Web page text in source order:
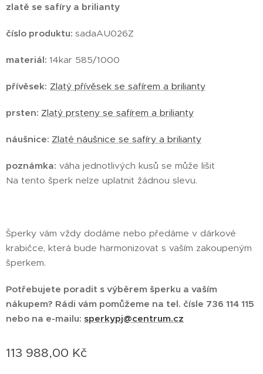
zlatě se safíry a brilianty
číslo produktu: sadaAU026Z
materiál: 14kar 585/1000
přívěsek: Zlatý přívěsek se safírem a brilianty
prsten: Zlatý prsteny se safírem a brilianty
náušnice: Zlaté náušnice se safíry a brilianty
poznámka: váha jednotlivých kusů se může lišit
Na tento šperk nelze uplatnit žádnou slevu.
Šperky vám vždy dodáme nebo předáme v dárkové
krabičce, která bude harmonizovat s vaším zakoupeným
šperkem.
Potřebujete poradit s výběrem šperku a vaším
nákupem? Rádi vám pomůžeme na tel. čísle 736 114 115
nebo na e-mailu: sperkypj@centrum.cz
113 988,00 Kč